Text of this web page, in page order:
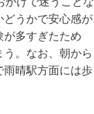
どうかで安心感が
が多すぎたため
。なお、朝から
雨晴駅方面には歩